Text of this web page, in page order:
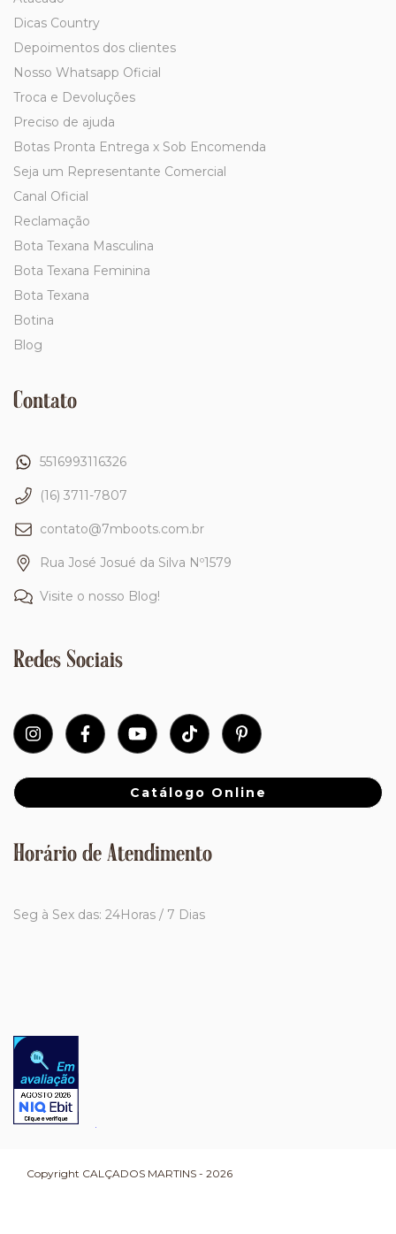
Dicas Country
Depoimentos dos clientes
Nosso Whatsapp Oficial
Troca e Devoluções
Preciso de ajuda
Botas Pronta Entrega x Sob Encomenda
Seja um Representante Comercial
Canal Oficial
Reclamação
Bota Texana Masculina
Bota Texana Feminina
Bota Texana
Botina
Blog
Contato
5516993116326
(16) 3711-7807
contato@7mboots.com.br
Rua José Josué da Silva Nº1579
Visite o nosso Blog!
Redes Sociais
Catálogo Online
Horário de Atendimento
Seg à Sex das: 24Horas / 7 Dias
Copyright CALÇADOS MARTINS - 2026